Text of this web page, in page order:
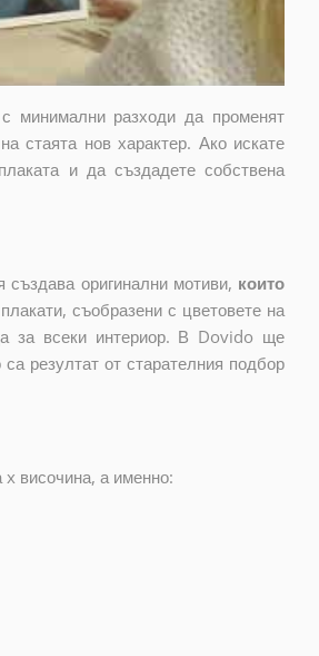
минимални разходи да променят
стаята нов характер. Ако искате
и да създадете собствена
създава оригинални мотиви, които
съобразени с цветовете на
за всеки интериор. В Dovido ще
резултат от старателния подбор
височина, а именно: